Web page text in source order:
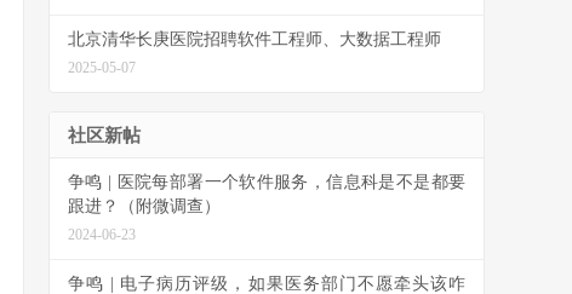
北京清华长庚医院招聘软件工程师、大数据工程师
2025-05-07
社区新帖
争鸣 | 医院每部署一个软件服务，信息科是不是都要
跟进？（附微调查）
2024-06-23
争鸣 | 电子病历评级，如果医务部门不愿牵头该咋